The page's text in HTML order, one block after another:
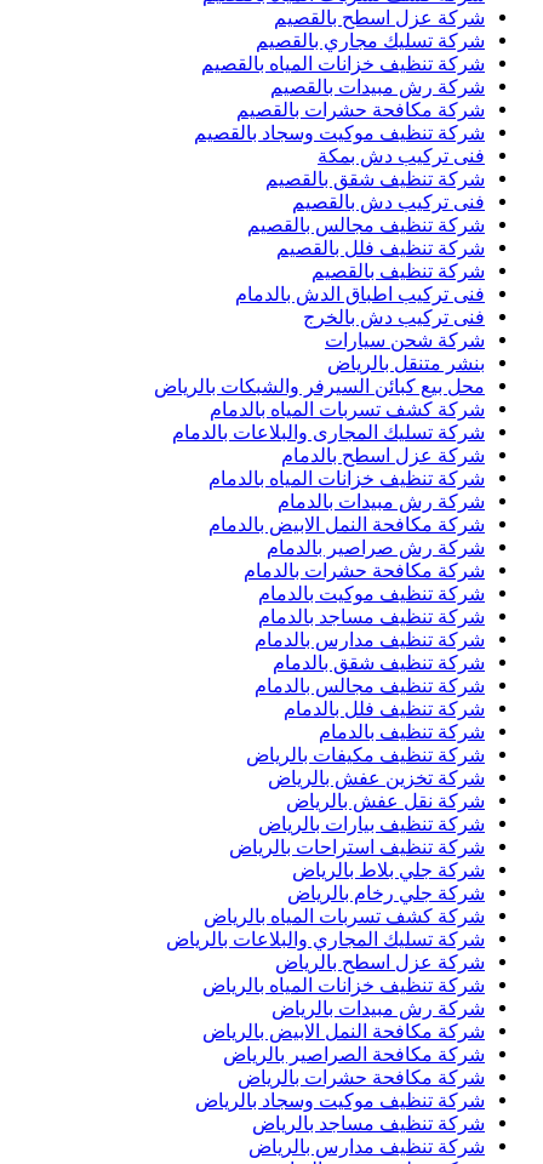
شركة عزل اسطح بالقصيم
شركة تسليك مجاري بالقصيم
شركة تنظيف خزانات المياه بالقصيم
شركة رش مبيدات بالقصيم
شركة مكافحة حشرات بالقصيم
شركة تنظيف موكيت وسجاد بالقصيم
فنى تركيب دش بمكة
شركة تنظيف شقق بالقصيم
فنى تركيب دش بالقصيم
شركة تنظيف مجالس بالقصيم
شركة تنظيف فلل بالقصيم
شركة تنظيف بالقصيم
فنى تركيب اطباق الدش بالدمام
فنى تركيب دش بالخرج
شركة شحن سيارات
بنشر متنقل بالرياض
محل بيع كبائن السيرفر والشبكات بالرياض
شركة كشف تسربات المياه بالدمام
شركة تسليك المجارى والبلاعات بالدمام
شركة عزل اسطح بالدمام
شركة تنظيف خزانات المياه بالدمام
شركة رش مبيدات بالدمام
شركة مكافحة النمل الابيض بالدمام
شركة رش صراصير بالدمام
شركة مكافحة حشرات بالدمام
شركة تنظيف موكيت بالدمام
شركة تنظيف مساجد بالدمام
شركة تنظيف مدارس بالدمام
شركة تنظيف شقق بالدمام
شركة تنظيف مجالس بالدمام
شركة تنظيف فلل بالدمام
شركة تنظيف بالدمام
شركة تنظيف مكيفات بالرياض
شركة تخزين عفش بالرياض
شركة نقل عفش بالرياض
شركة تنظيف بيارات بالرياض
شركة تنظيف استراحات بالرياض
شركة جلي بلاط بالرياض
شركة جلي رخام بالرياض
شركة كشف تسربات المياه بالرياض
شركة تسليك المجاري والبلاعات بالرياض
شركة عزل اسطح بالرياض
شركة تنظيف خزانات المياه بالرياض
شركة رش مبيدات بالرياض
شركة مكافحة النمل الابيض بالرياض
شركة مكافحة الصراصير بالرياض
شركة مكافحة حشرات بالرياض
شركة تنظيف موكيت وسجاد بالرياض
شركة تنظيف مساجد بالرياض
شركة تنظيف مدارس بالرياض